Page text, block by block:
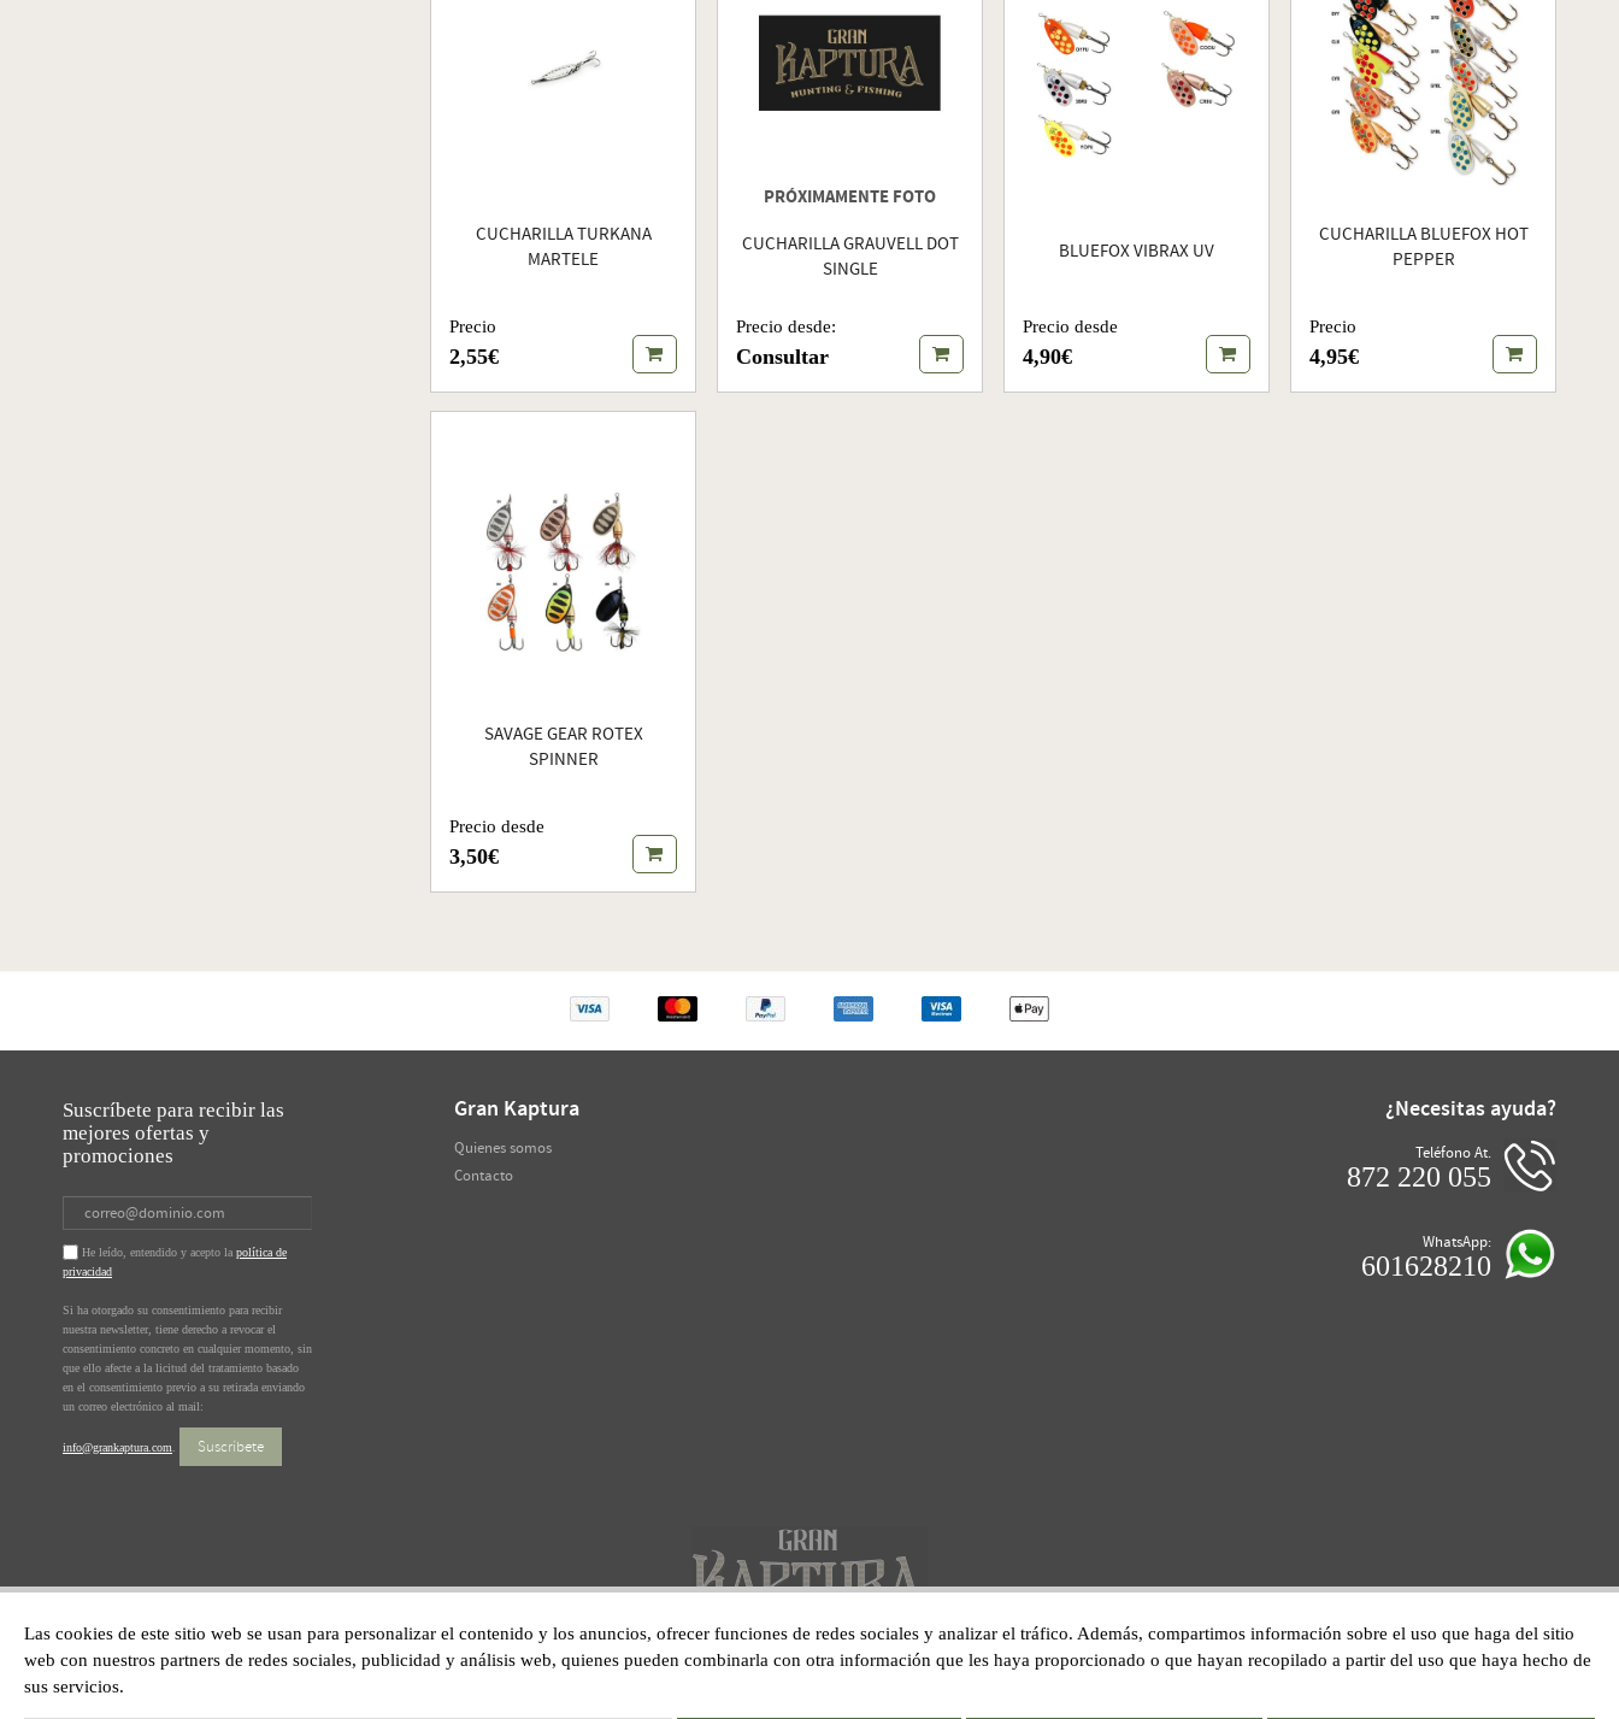
Las cookies de este sitio web se usan para personalizar el contenido y los anuncios, ofrecer funciones de redes sociales y analizar el tráfico. Además, compartimos información sobre el uso que haga del sitio
web con nuestros partners de redes sociales, publicidad y análisis web, quienes pueden combinarla con otra información que les haya proporcionado o que hayan recopilado a partir del uso que haya hecho de
sus servicios.
CUCHARILLA TURKANA
MARTELE
Precio
2,55€
PRÓXIMAMENTE FOTO
CUCHARILLA GRAUVELL DOT
SINGLE
Precio desde:
Consultar
BLUEFOX VIBRAX UV
Precio desde
4,90€
CUCHARILLA BLUEFOX HOT
PEPPER
Precio
4,95€
SAVAGE GEAR ROTEX
SPINNER
Precio desde
3,50€
Suscríbete para recibir las
mejores ofertas y
promociones
He leído, entendido y acepto la política de
privacidad
Si ha otorgado su consentimiento para recibir
nuestra newsletter, tiene derecho a revocar el
consentimiento concreto en cualquier momento, sin
que ello afecte a la licitud del tratamiento basado
en el consentimiento previo a su retirada enviando
un correo electrónico al mail:
info@grankaptura.com Suscríbete
Gran Kaptura
Quienes somos
Contacto
¿Necesitas ayuda?
Teléfono At.
872 220 055
WhatsApp:
601628210